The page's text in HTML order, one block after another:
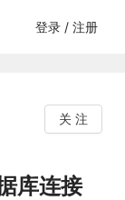
登录 / 注册
关 注
库连接